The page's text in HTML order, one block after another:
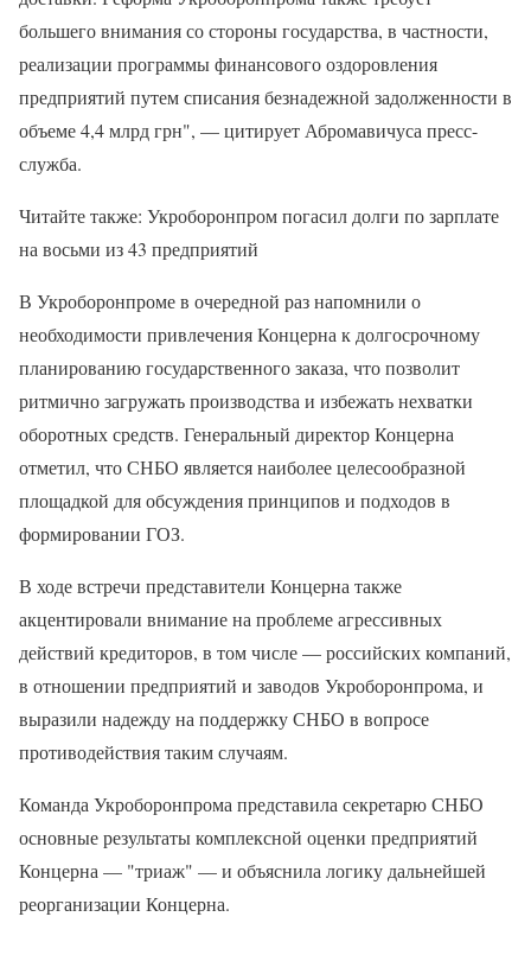
большего внимания со стороны государства, в частности,
реализации программы финансового оздоровления
предприятий путем списания безнадежной задолженности в
объеме 4,4 млрд грн", — цитирует Абромавичуса пресс-
служба.
Читайте также: Укроборонпром погасил долги по зарплате
на восьми из 43 предприятий
В Укроборонпроме в очередной раз напомнили о
необходимости привлечения Концерна к долгосрочному
планированию государственного заказа, что позволит
ритмично загружать производства и избежать нехватки
оборотных средств. Генеральный директор Концерна
отметил, что СНБО является наиболее целесообразной
площадкой для обсуждения принципов и подходов в
формировании ГОЗ.
В ходе встречи представители Концерна также
акцентировали внимание на проблеме агрессивных
действий кредиторов, в том числе — российских компаний,
в отношении предприятий и заводов Укроборонпрома, и
выразили надежду на поддержку СНБО в вопросе
противодействия таким случаям.
Команда Укроборонпрома представила секретарю СНБО
основные результаты комплексной оценки предприятий
Концерна — "триаж" — и объяснила логику дальнейшей
реорганизации Концерна.